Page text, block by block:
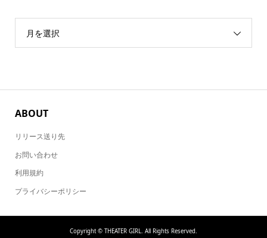
月を選択
ABOUT
リリース送り先
お問い合わせ
利用規約
プライバシーポリシー
Copyright © THEATER GIRL. All Rights Reserved.